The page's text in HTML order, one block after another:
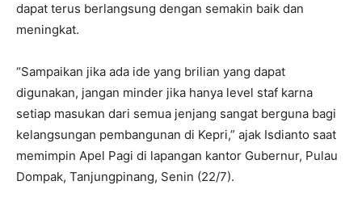
dapat terus berlangsung dengan semakin baik dan
meningkat.
“Sampaikan jika ada ide yang brilian yang dapat
digunakan, jangan minder jika hanya level staf karna
setiap masukan dari semua jenjang sangat berguna bagi
kelangsungan pembangunan di Kepri,” ajak Isdianto saat
memimpin Apel Pagi di lapangan kantor Gubernur, Pulau
Dompak, Tanjungpinang, Senin (22/7).